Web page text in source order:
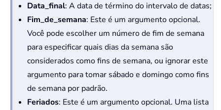
Data_final: A data de término do intervalo de datas;
Fim_de_semana: Este é um argumento opcional.
Você pode escolher um número de fim de semana
para especificar quais dias da semana são
considerados como fins de semana, ou ignorar este
argumento para tomar sábado e domingo como fins
de semana por padrão.
Feriados: Este é um argumento opcional. Uma lista